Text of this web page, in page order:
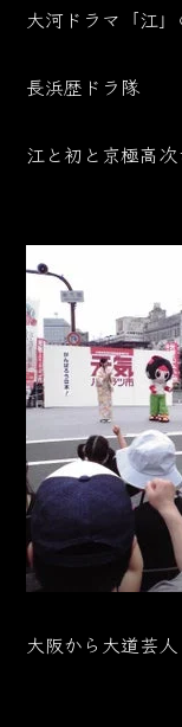
大河ドラマ「江
長浜歴ドラ隊
江と初と京極高次
大阪から大道芸